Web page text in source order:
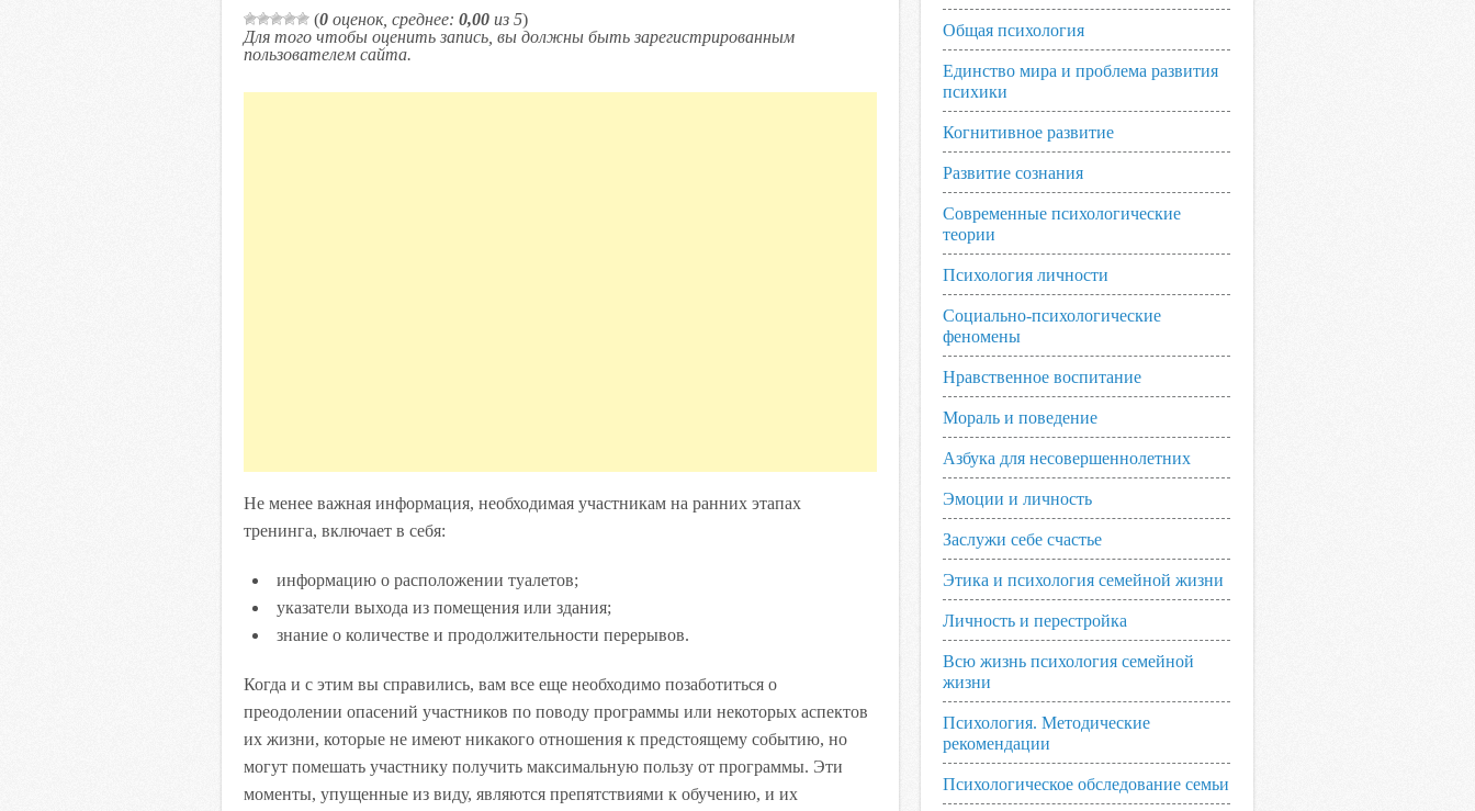
(0 оценок, среднее: 0,00 из 5)
Для того чтобы оценить запись, вы должны быть зарегистрированным
пользователем сайта.
Не менее важная информация, необходимая участникам на ранних этапах
тренинга, включает в себя:
информацию о расположении туалетов;
указатели выхода из помещения или здания;
знание о количестве и продолжительности перерывов.
Когда и с этим вы справились, вам все еще необходимо позаботиться о
преодолении опасений участников по поводу программы или некоторых аспектов
их жизни, которые не имеют никакого отношения к предстоящему событию, но
могут помешать участнику получить максимальную пользу от программы. Эти
моменты, упущенные из виду, являются препятствиями к обучению, и их
Общая психология
Единство мира и проблема развития
психики
Когнитивное развитие
Развитие сознания
Современные психологические
теории
Психология личности
Социально-психологические
феномены
Нравственное воспитание
Мораль и поведение
Азбука для несовершеннолетних
Эмоции и личность
Заслужи себе счастье
Этика и психология семейной жизни
Личность и перестройка
Всю жизнь психология семейной
жизни
Психология. Методические
рекомендации
Психологическое обследование семьи